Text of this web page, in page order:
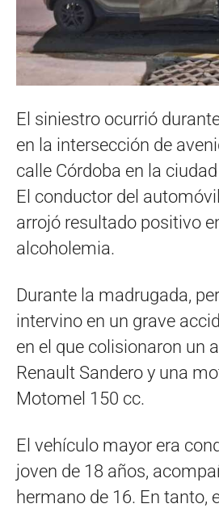
El siniestro ocurrió
en la intersección de
calle Córdoba en la
El conductor del
arrojó resultado positivo
alcoholemia.
Durante la madrugada,
intervino en un grave
en el que colisionaron un
Renault Sandero y una
Motomel 150 cc.
El vehículo mayor era
joven de 18 años,
hermano de 16. En tanto,